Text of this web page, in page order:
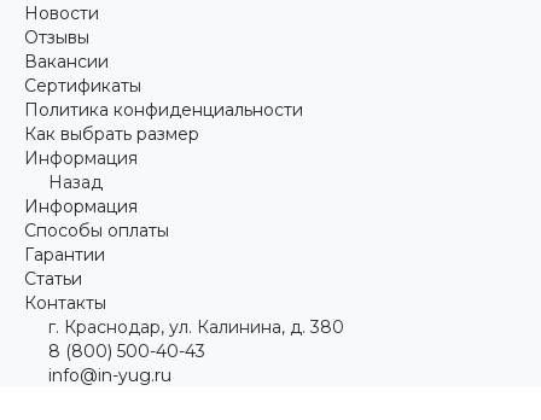
Новости
Отзывы
Вакансии
Сертификаты
Политика конфиденциальности
Как выбрать размер
Информация
Назад
Информация
Способы оплаты
Гарантии
Статьи
Контакты
г. Краснодар, ул. Калинина, д. 380
8 (800) 500-40-43
info@in-yug.ru